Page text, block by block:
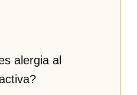
alergia al